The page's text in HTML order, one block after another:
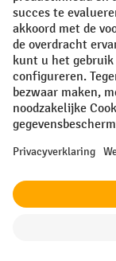
Privacyverklaring
All prices excl. VAT
if not stated
¹ De korting is geldig
toepassing op
procentuele
nieuwsbrief. De
korting varieert per
pallettrucks,
worden